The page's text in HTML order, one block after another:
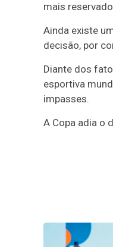
mais
Ainda existe
decisão, por
Diante dos
esportiva
impasses.
A Copa adia o